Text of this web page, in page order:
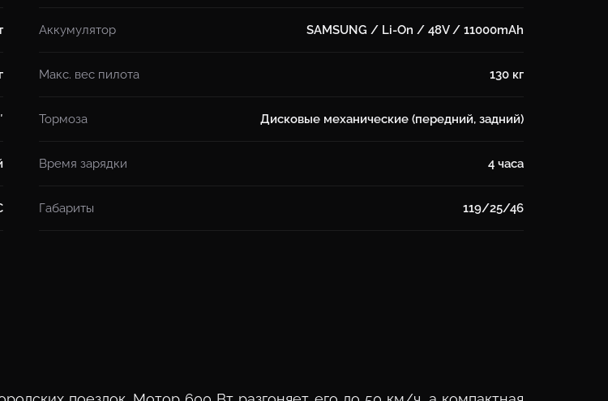
Аккумулятор SAMSUNG / Li-On / 48V / 11000mAh
Макс. вес пилота 130 кг
Тормоза Дисковые механические (передний, задний)
Время зарядки 4 часа
Габариты 119/25/46